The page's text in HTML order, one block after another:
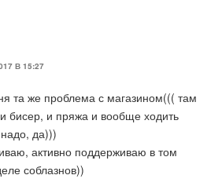
В 15:27
та же проблема с магазином((( там
бисер, и пряжа и вообще ходить
да)))
активно поддерживаю в том
соблазнов))